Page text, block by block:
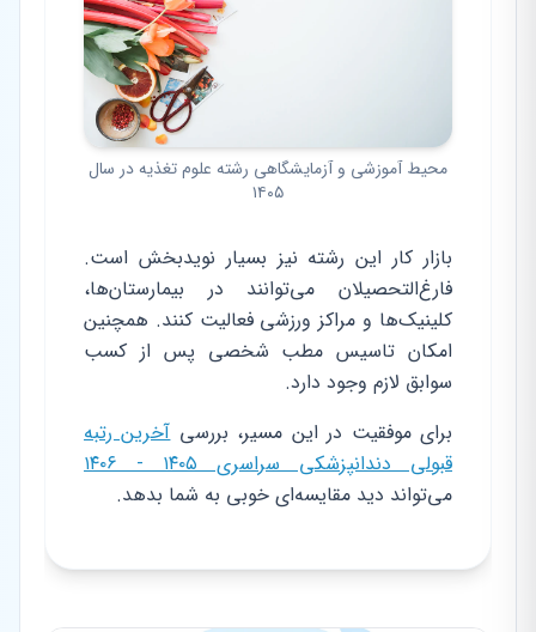
محیط آموزشی و آزمایشگاهی رشته علوم تغذیه در سال
۱۴۰۵
بازار کار این رشته نیز بسیار نویدبخش است.
فارغ‌التحصیلان می‌توانند در بیمارستان‌ها،
کلینیک‌ها و مراکز ورزشی فعالیت کنند. همچنین
امکان تاسیس مطب شخصی پس از کسب
سوابق لازم وجود دارد.
برای موفقیت در این مسیر، بررسیآخرین رتبه
قبولی دندانپزشکی سراسری ۱۴۰۵ - ۱۴۰۶
می‌تواند دید مقایسه‌ای خوبی به شما بدهد.